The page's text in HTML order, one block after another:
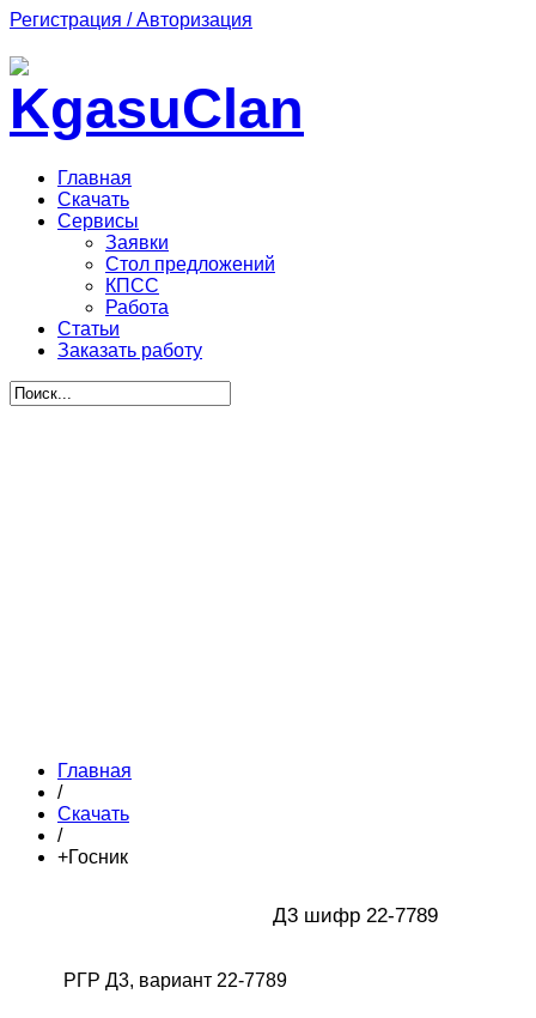
Регистрация / Авторизация
Главная
Скачать
Сервисы
Заявки
Стол предложений
КПСС
Работа
Статьи
Заказать работу
Главная
/
Скачать
/
+Госник
Д3 шифр 22-7789
РГР Д3, вариант 22-7789